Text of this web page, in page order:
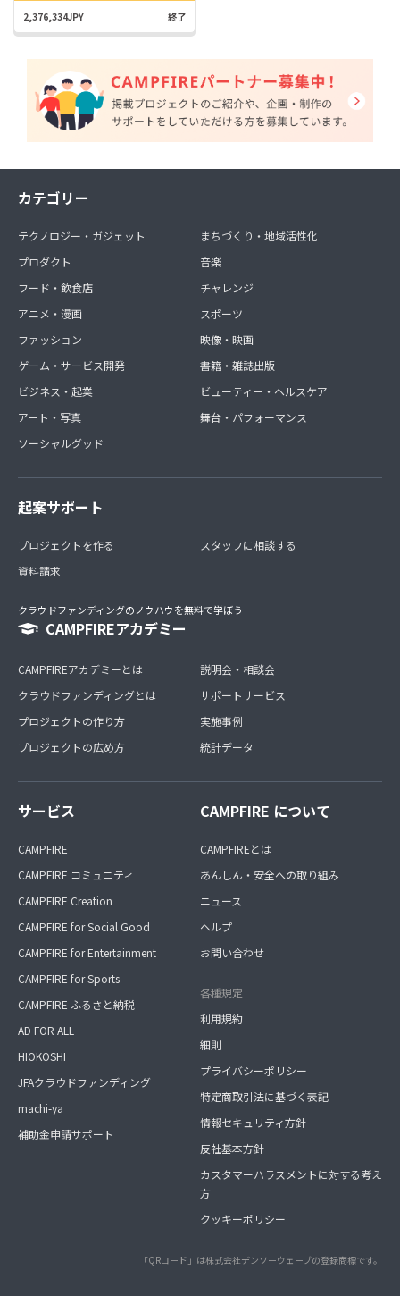
2,376,334JPY 終了
カテゴリー
テクノロジー・ガジェット
プロダクト
フード・飲食店
アニメ・漫画
ファッション
ゲーム・サービス開発
ビジネス・起業
アート・写真
ソーシャルグッド
まちづくり・地域活性化
音楽
チャレンジ
スポーツ
映像・映画
書籍・雑誌出版
ビューティー・ヘルスケア
舞台・パフォーマンス
起案サポート
プロジェクトを作る
資料請求
スタッフに相談する
クラウドファンディングのノウハウを無料で学ぼう
CAMPFIREアカデミー
CAMPFIREアカデミーとは
クラウドファンディングとは
プロジェクトの作り方
プロジェクトの広め方
説明会・相談会
サポートサービス
実施事例
統計データ
サービス
CAMPFIRE
CAMPFIRE コミュニティ
CAMPFIRE Creation
CAMPFIRE for Social Good
CAMPFIRE for Entertainment
CAMPFIRE for Sports
CAMPFIRE ふるさと納税
AD FOR ALL
HIOKOSHI
JFAクラウドファンディング
machi-ya
補助金申請サポート
CAMPFIRE について
CAMPFIREとは
あんしん・安全への取り組み
ニュース
ヘルプ
お問い合わせ
各種規定
利用規約
細則
プライバシーポリシー
特定商取引法に基づく表記
情報セキュリティ方針
反社基本方針
カスタマーハラスメントに対する考え
方
クッキーポリシー
「QRコード」は株式会社デンソーウェーブの登録商標です。